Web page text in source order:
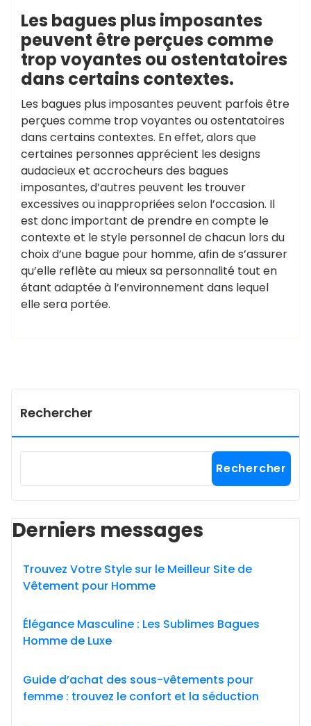
Les bagues plus imposantes
peuvent être perçues comme
trop voyantes ou ostentatoires
dans certains contextes.
Les bagues plus imposantes peuvent parfois être
perçues comme trop voyantes ou ostentatoires
dans certains contextes. En effet, alors que
certaines personnes apprécient les designs
audacieux et accrocheurs des bagues
imposantes, d’autres peuvent les trouver
excessives ou inappropriées selon l’occasion. Il
est donc important de prendre en compte le
contexte et le style personnel de chacun lors du
choix d’une bague pour homme, afin de s’assurer
qu’elle reflète au mieux sa personnalité tout en
étant adaptée à l’environnement dans lequel
elle sera portée.
Rechercher
Rechercher
Derniers messages
Trouvez Votre Style sur le Meilleur Site de
Vêtement pour Homme
Élégance Masculine : Les Sublimes Bagues
Homme de Luxe
Guide d’achat des sous-vêtements pour
femme : trouvez le confort et la séduction